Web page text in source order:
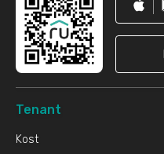
Tenant
Kost